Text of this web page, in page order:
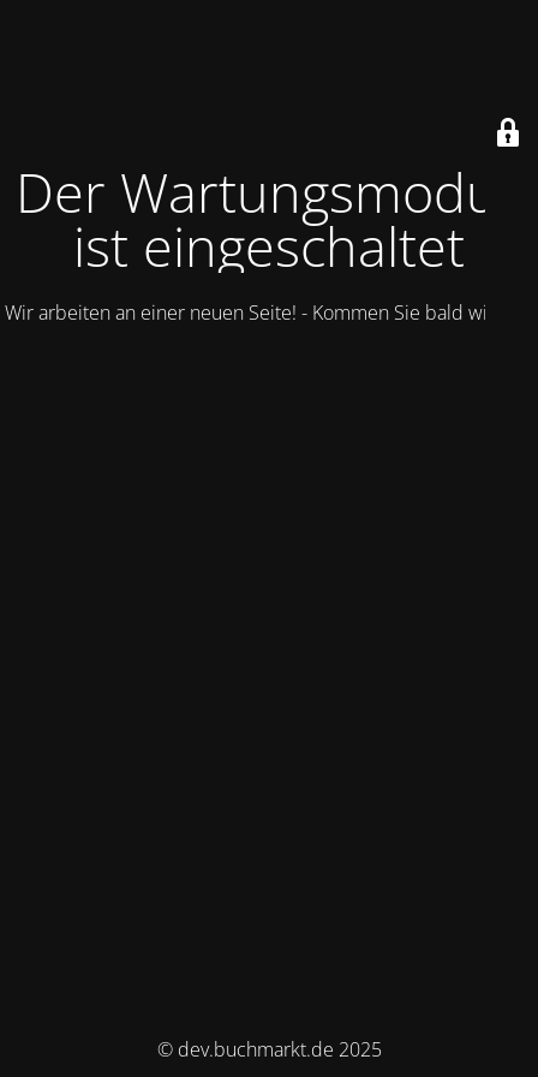
Der Wartungsmodus
ist eingeschaltet
Wir arbeiten an einer neuen Seite! - Kommen Sie bald wieder.
© dev.buchmarkt.de 2025